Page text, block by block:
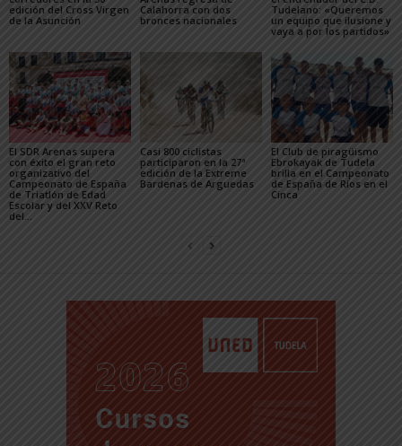
edición del Cross Virgen
de la Asunción
Calahorra con dos
bronces nacionales
Tudelano: «Queremos
un equipo que ilusione y
vaya a por los partidos»
El SDR Arenas supera
con éxito el gran reto
organizativo del
Campeonato de España
de Triatlón de Edad
Escolar y del XXV Reto
del...
Casi 800 ciclistas
participaron en la 27ª
edición de la Extreme
Bardenas de Arguedas
El Club de piragüismo
Ebrokayak de Tudela
brilla en el Campeonato
de España de Ríos en el
Cinca